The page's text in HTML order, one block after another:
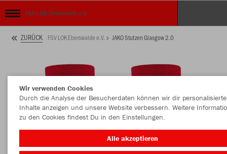
FSV LOK Eberswalde e.V.
ZURÜCK FSV LOK Eberswalde e.V. JAKO Stutzen Glasgow 2.0
Wir verwenden Cookies
Durch die Analyse der Besucherdaten können wir dir personalisierte
Inhalte anzeigen und unsere Website verbessern. Weitere
zu den Cookies findest Du in den Einstellungen.
Alle akzeptieren